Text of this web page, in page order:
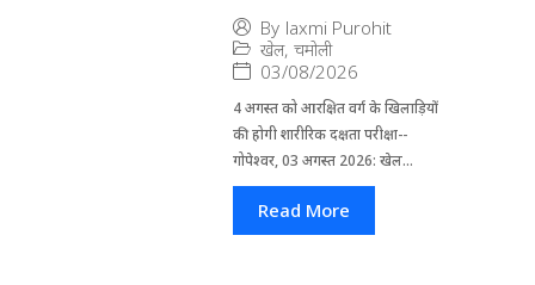
By laxmi Purohit
खेल, चमोली
03/08/2026
4 अगस्त को आरक्षित वर्ग के खिलाड़ियों
की होगी शारीरिक दक्षता परीक्षा--
गोपेश्वर, 03 अगस्त 2026: खेल...
Read More